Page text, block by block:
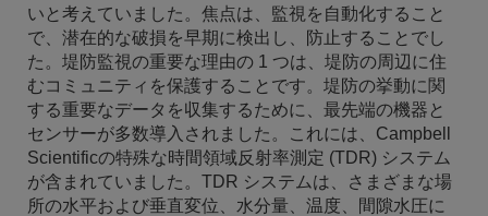
いと考えていました。焦点は、監視を自動化すること
で、潜在的な破損を早期に検出し、防止することでし
た。堤防監視の重要な理由の 1 つは、堤防の周辺に住
むコミュニティを保護することです。堤防の挙動に関
する重要なデータを収集するために、最先端の機器と
センサーが多数導入されました。これには、Campbell
Scientificの特殊な時間領域反射率測定 (TDR) システム
が含まれていました。TDR システムは、さまざまな場
所の水平および垂直変位、水分量、温度、間隙水圧に